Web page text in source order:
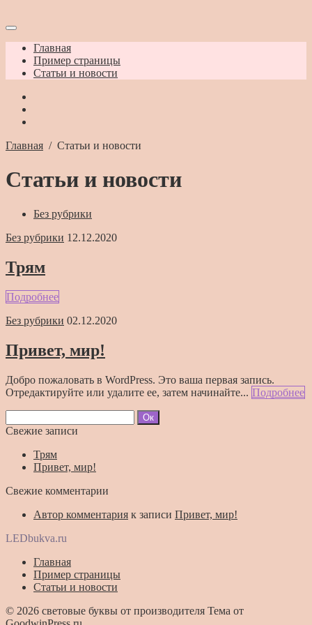
Главная
Пример страницы
Статьи и новости
Главная / Статьи и новости
Статьи и новости
Без рубрики
Без рубрики 12.12.2020
Трям
Подробнее
Без рубрики 02.12.2020
Привет, мир!
Добро пожаловать в WordPress. Это ваша первая запись.
Отредактируйте или удалите ее, затем начинайте... Подробнее
Свежие записи
Трям
Привет, мир!
Свежие комментарии
Автор комментария к записи Привет, мир!
LEDbukva.ru
Главная
Пример страницы
Статьи и новости
© 2026 световые буквы от производителя Тема от